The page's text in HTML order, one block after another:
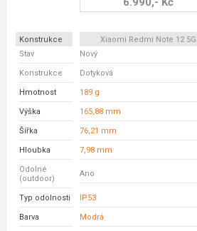
Konstrukce Xiaomi Redmi Note 12 5G
Stav
Nový
Konstrukce Dotyková
Hmotnost 189 g
Výška 165,88 mm
Šířka 76,21 mm
Hloubka 7,98 mm
Odolné
(outdoor)
Ano
Typ odolnosti IP53
Barva Modrá